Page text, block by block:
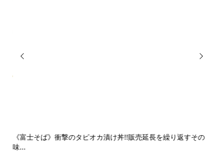

《富士そば》衝撃のタピオカ漬け丼!!販売延長を繰り返すその
味...
